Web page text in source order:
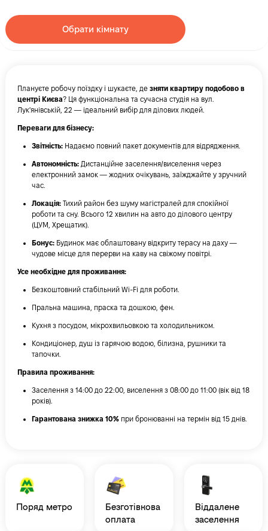
Обрати кімнату
Плануєте робочу поїздку і шукаєте, де зняти квартиру подобово в
центрі Києва? Ця функціональна та сучасна студія на вул.
Лук'янівській, 22 — ідеальний вибір для ділових людей.
Переваги для бізнесу:
Звітність: Надаємо повний пакет документів для відрядження.
Автономність: Дистанційне заселення/виселення через
електронний замок — жодних очікувань, заїжджайте у зручний
час.
Локація: Тихий район без шуму магістралей для спокійної
роботи та сну. Всього 12 хвилин на авто до ділового центру
(ЦУМ, Хрещатик).
Бонус: Будинок має облаштовану відкриту терасу на даху —
чудове місце для перерви на каву на свіжому повітрі.
Усе необхідне для проживання:
Безкоштовний стабільний Wi-Fi для роботи.
Пральна машина, праска та дошкою, фен.
Кухня з посудом, мікрохвильовкою та холодильником.
Кондиціонер, душ із гарячою водою, білизна, рушники та
тапочки.
Правила проживання:
Заселення з 14:00 до 22:00, виселення з 08:00 до 11:00 (вік від 18
років).
Гарантована знижка 10% при бронюванні на термін від 15 днів.
поряд метро
безготівкова
оплата
віддалене
заселення